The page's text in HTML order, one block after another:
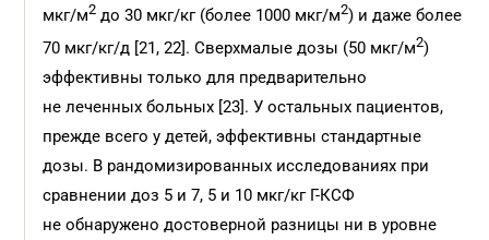
мкг/м2 до 30 мкг/кг (более 1000 мкг/м2) и даже более
70 мкг/кг/д [21, 22]. Сверхмалые дозы (50 мкг/м2)
эффективны только для предварительно
не леченных больных [23]. У остальных пациентов,
прежде всего у детей, эффективны стандартные
дозы. В рандомизированных исследованиях при
сравнении доз 5 и 7, 5 и 10 мкг/кг Г-КСФ
не обнаружено достоверной разницы ни в уровне